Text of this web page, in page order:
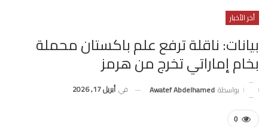
أخر الأخبار
بيانات: ناقلة ترفع علم باكستان محملة
بخام إماراتي تخرج من هرمز
بواسطة Awatef Abdelhamed في أبريل 17, 2026
0